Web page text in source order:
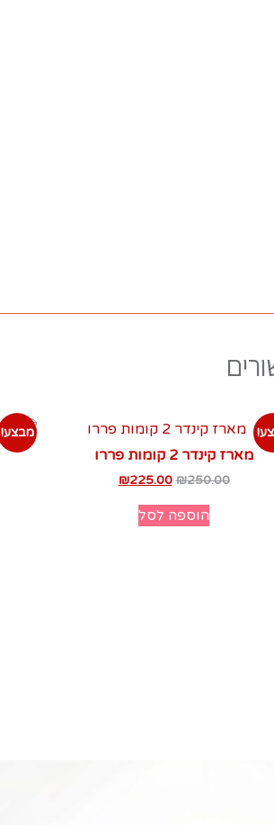
מארז קינדר 2 קומות פררו
₪250.00
₪225.00
הוספה לסל
מבצע!